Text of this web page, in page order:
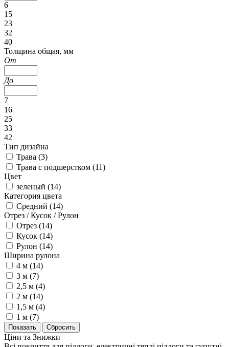
6
15
23
32
40
Толщина общая, мм
От
До
7
16
25
33
42
Тип дизайна
Трава (3)
Трава с подшерстком (11)
Цвет
зеленый (14)
Категория цвета
Средний (14)
Отрез / Кусок / Рулон
Отрез (14)
Кусок (14)
Рулон (14)
Ширина рулона
4 м (14)
3 м (7)
2,5 м (4)
2 м (14)
1,5 м (4)
1 м (7)
Ціни та Знижки